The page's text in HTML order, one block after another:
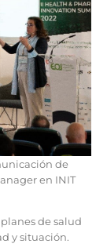
de
en INIT
de salud
y situación.